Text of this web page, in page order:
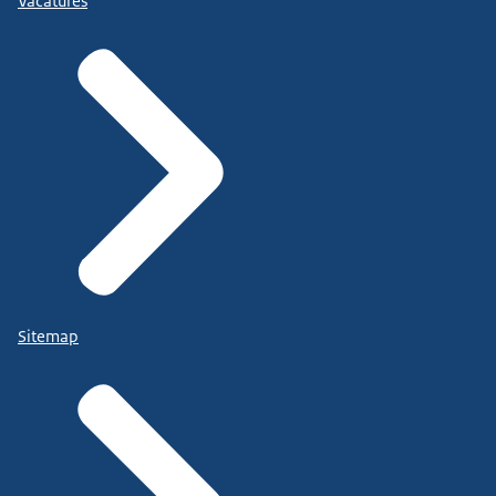
Sitemap